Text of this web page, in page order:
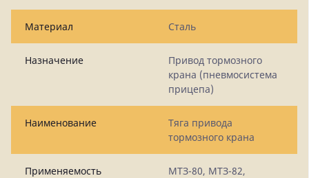
Материал Сталь
Назначение
Привод тормозного
крана (пневмосистема
прицепа)
Наименование
Тяга привода
тормозного крана
Применяемость
МТЗ-80, МТЗ-82,